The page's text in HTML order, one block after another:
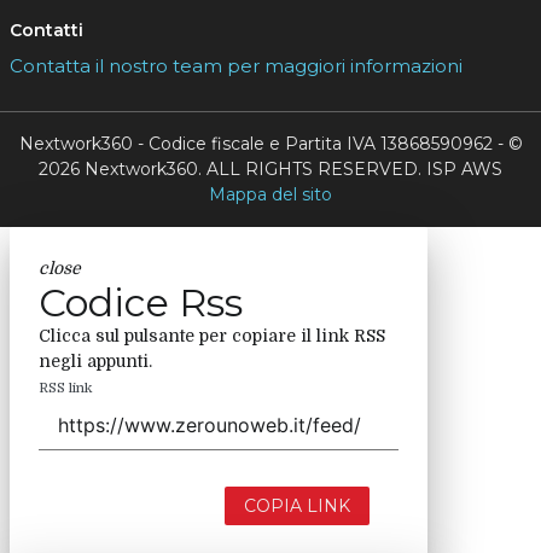
Contatti
Contatta il nostro team per maggiori informazioni
Nextwork360 - Codice fiscale e Partita IVA 13868590962 - ©
2026 Nextwork360. ALL RIGHTS RESERVED. ISP AWS
Mappa del sito
close
Codice Rss
Clicca sul pulsante per copiare il link RSS
negli appunti.
RSS link
COPIA LINK